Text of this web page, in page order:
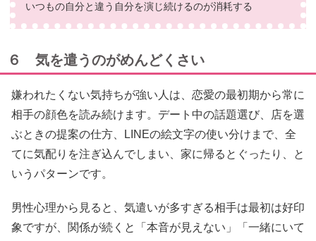
いつもの自分と違う自分を演じ続けるのが消耗する
６ 気を遣うのがめんどくさい
嫌われたくない気持ちが強い人は、恋愛の最初期から常に
相手の顔色を読み続けます。デート中の話題選び、店を選
ぶときの提案の仕方、LINEの絵文字の使い分けまで、全
てに気配りを注ぎ込んでしまい、家に帰るとぐったり、と
いうパターンです。
男性心理から見ると、気遣いが多すぎる相手は最初は好印
象ですが、関係が続くと「本音が見えない」「一緒にいて